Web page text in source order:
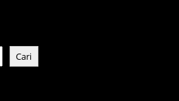
Cari